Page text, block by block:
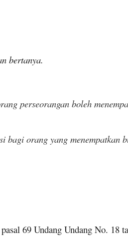
bertanya.
perseorangan boleh
bagi orang yang menempatkan
69 Undang Undang No. 18